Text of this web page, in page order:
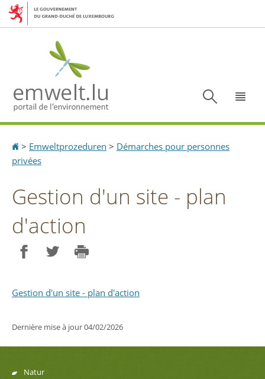
Aller
Aller
Accueil
> Emweltprozeduren > Démarches pour personnes
privées
Gestion d'un site - plan
d'action
Gestion d'un site - plan d'action
Dernière mise à jour04/02/2026
Natur